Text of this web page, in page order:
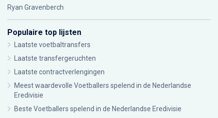
Ryan Gravenberch
Populaire top lijsten
Laatste voetbaltransfers
Laatste transfergeruchten
Laatste contractverlengingen
Meest waardevolle Voetballers spelend in de Nederlandse
Eredivisie
Beste Voetballers spelend in de Nederlandse Eredivisie